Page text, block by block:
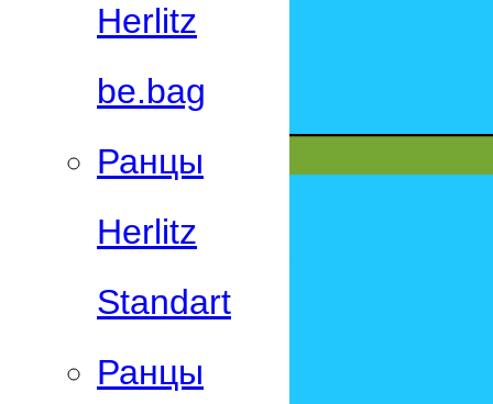
Herlitz
be.bag
Ранцы
Herlitz
Standart
Ранцы